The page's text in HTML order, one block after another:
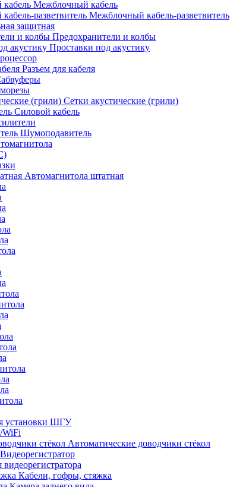
Межблочный кабель
Межблочный кабель-разветвитель
защитная
Предохранители и колбы
Проставки под акустику
Разъем для кабеля
Сетки акустические (грили)
Силовой кабель
Шумоподавитель
Автомагнитола штатная
установки ШГУ
Автоматические доводчики стёкол
Видеорегистратор
Кабели, гофры, стяжка